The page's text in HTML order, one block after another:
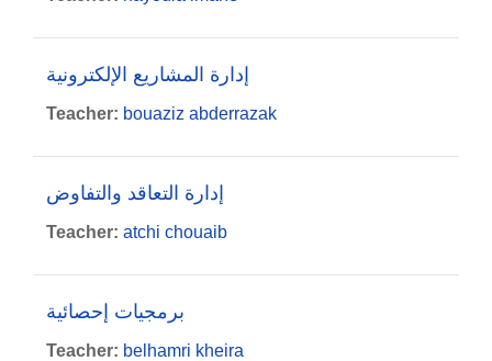
إدارة المشاريع الإلكترونية
Teacher: bouaziz abderrazak
إدارة التعاقد والتفاوض
Teacher: atchi chouaib
برمجيات إحصائية
Teacher: belhamri kheira